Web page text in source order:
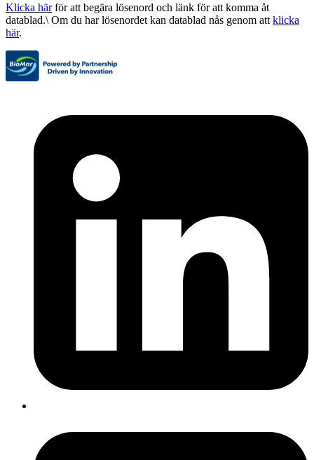
Klicka härför att begära lösenord och länk för att komma åt
datablad.\ Om du har lösenordet kan datablad nås genom att klicka
här.